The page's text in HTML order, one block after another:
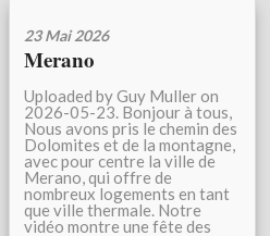
23 Mai 2026
Merano
Uploaded by Guy Muller on
2026-05-23. Bonjour à tous,
Nous avons pris le chemin des
Dolomites et de la montagne,
avec pour centre la ville de
Merano, qui offre de
nombreux logements en tant
que ville thermale. Notre
vidéo montre une fête des